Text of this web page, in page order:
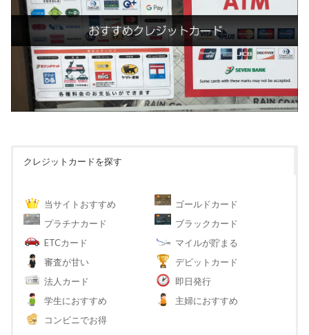
クレジットカードを探す
当サイトおすすめ
ゴールドカード
プラチナカード
ブラックカード
ETCカード
マイルが貯まる
審査が甘い
デビットカード
法人カード
即日発行
学生におすすめ
主婦におすすめ
コンビニでお得